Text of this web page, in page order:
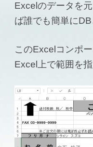
Excelのデータを
ば誰でも簡単に
このExcelコンポ
Excel上で範囲を